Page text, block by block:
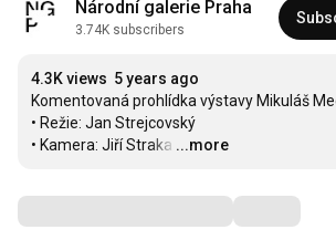
Národní galerie Praha
3.74K subscribers
4.3K views 5 years ago
Komentovaná prohlídka výstavy Mikuláš
• Režie: Jan Strejcovský
• Kamera: Jiří Straka …
...more